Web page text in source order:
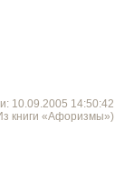
10.09.2005 14:50:42
книги «Афоризмы»)